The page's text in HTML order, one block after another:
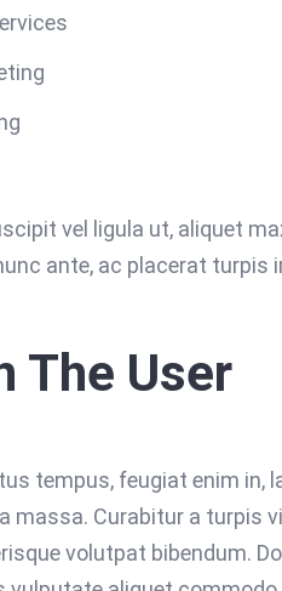
vel ligula ut, aliquet
ante, ac placerat turpis
The User
tempus, feugiat enim in,
massa. Curabitur a turpis
volutpat bibendum.